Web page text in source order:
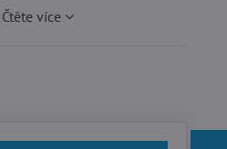
Čtěte více